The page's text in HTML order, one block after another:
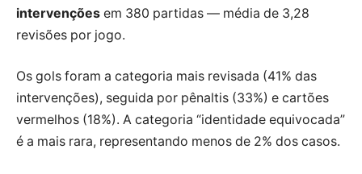
intervenções em 380 partidas — média de 3,28
revisões por jogo.
Os gols foram a categoria mais revisada (41% das
intervenções), seguida por pênaltis (33%) e cartões
vermelhos (18%). A categoria “identidade equivocada”
é a mais rara, representando menos de 2% dos casos.